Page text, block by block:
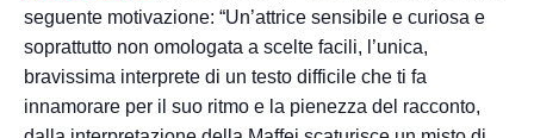
seguente motivazione: “Un’attrice sensibile e curiosa e
soprattutto non omologata a scelte facili, l’unica,
bravissima interprete di un testo difficile che ti fa
innamorare per il suo ritmo e la pienezza del racconto,